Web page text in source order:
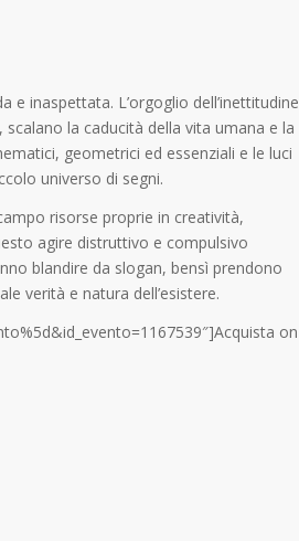
inaspettata. L’orgoglio dell’inettitudine
la caducità della vita umana e la
geometrici ed essenziali e le luci
universo di segni.
risorse proprie in creatività,
agire distruttivo e compulsivo
blandire da slogan, bensì prendono
verità e natura dell’esistere.
on